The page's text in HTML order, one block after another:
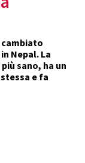
cambiato
Nepal. La
sano, ha un
e fa